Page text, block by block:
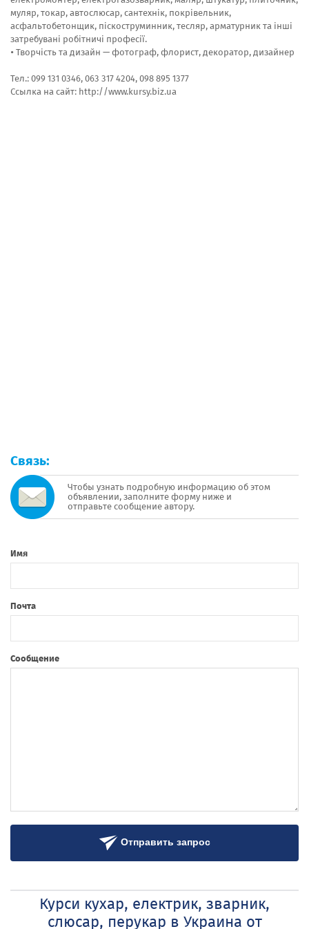
муляр, токар, автослюсар, сантехнік, покрівельник,
асфальтобетонщик, піскоструминник, тесляр, арматурник та інші
затребувані робітничі професії.
• Творчість та дизайн — фотограф, флорист, декоратор, дизайнер
Тел.: 099 131 0346, 063 317 4204, 098 895 1377
Ссылка на сайт: http://www.kursy.biz.ua
Связь:
Чтобы узнать подробную информацию об этом
объявлении, заполните форму ниже и
отправьте сообщение автору.
Имя
Почта
Сообщение
Отправить запрос
Курси кухар, електрик, зварник,
слюсар, перукар в Украина от